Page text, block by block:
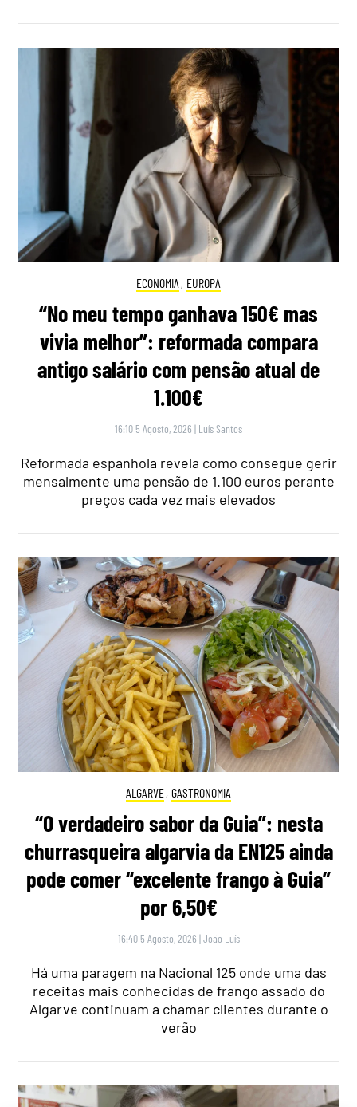
ECONOMIA , EUROPA
“No meu tempo ganhava 150€ mas
vivia melhor”: reformada compara
antigo salário com pensão atual de
1.100€
16:10 5 Agosto, 2026 | Luís Santos
Reformada espanhola revela como consegue gerir
mensalmente uma pensão de 1.100 euros perante
preços cada vez mais elevados
ALGARVE, GASTRONOMIA
“O verdadeiro sabor da Guia”: nesta
churrasqueira algarvia da EN125 ainda
pode comer “excelente frango à Guia”
por 6,50€
16:40 5 Agosto, 2026 |João Luís
Há uma paragem na Nacional 125 onde uma das
receitas mais conhecidas de frango assado do
Algarve continuam a chamar clientes durante o
verão